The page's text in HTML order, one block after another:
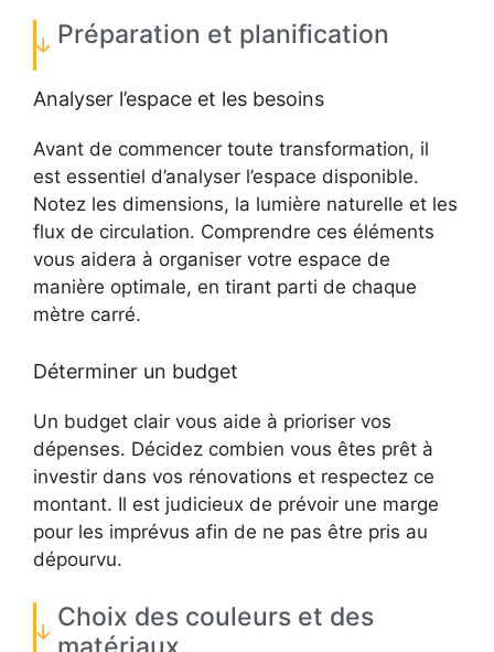
Préparation et planification
Analyser l’espace et les besoins
Avant de commencer toute transformation, il
est essentiel d’analyser l’espace disponible.
Notez les dimensions, la lumière naturelle et les
flux de circulation. Comprendre ces éléments
vous aidera à organiser votre espace de
manière optimale, en tirant parti de chaque
mètre carré.
Déterminer un budget
Un budget clair vous aide à prioriser vos
dépenses. Décidez combien vous êtes prêt à
investir dans vos rénovations et respectez ce
montant. Il est judicieux de prévoir une marge
pour les imprévus afin de ne pas être pris au
dépourvu.
Choix des couleurs et des